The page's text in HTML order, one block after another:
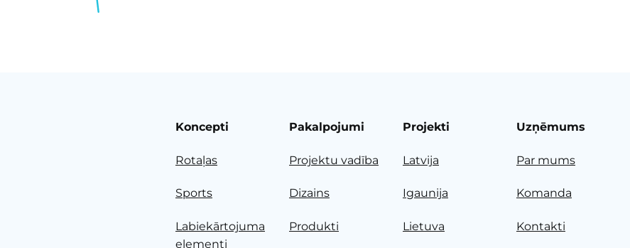
Koncepti
Rotaļas
Sports
Labiekārtojuma
elementi
Pakalpojumi
Projektu vadība
Dizains
Produkti
Projekti
Latvija
Igaunija
Lietuva
Uzņēmums
Par mums
Komanda
Kontakti